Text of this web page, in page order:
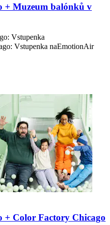
+ Muzeum balónků v
Vstupenka
Vstupenka naEmotionAir
+ Color Factory Chicago